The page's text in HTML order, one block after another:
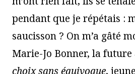
pendant que je répétais :
saucisson ? On m’a gâté
Marie-Jo Bonner, la future
choix sans équivoque,